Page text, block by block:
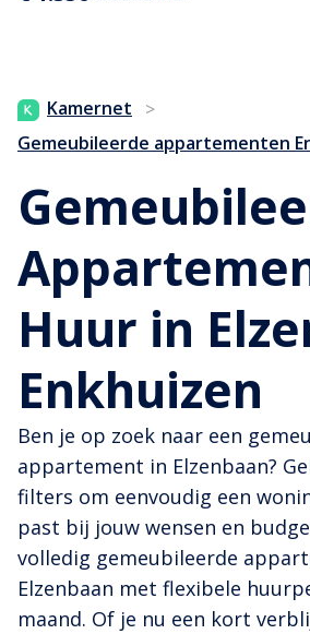
Kamernet
>
Gemeubileerde appartementen
Huur in
Enkhuizen
Ben je op zoek naar een
appartement in Elzenbaan?
filters om eenvoudig een
past bij jouw wensen en
volledig gemeubileerde
Elzenbaan met flexibele
maand. Of je nu een kort